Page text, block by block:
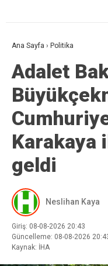
Ana Sayfa › Politika
Adalet
Karakaya
geldi
Neslihan Kaya
Giriş: 08-08-2026 20:43
Güncelleme: 08-08-2026
Kaynak: İHA